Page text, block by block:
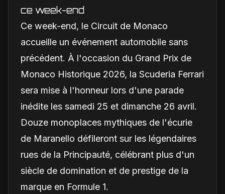
ce week-end
Ce week-end, le Circuit de Monaco
accueille un événement automobile sans
précédent. À l'occasion du Grand Prix de
Monaco Historique 2026, la Scuderia Ferrari
sera mise à l'honneur lors d'une parade
inédite les samedi 25 et dimanche 26 avril.
Douze monoplaces mythiques de l'écurie
de Maranello défileront sur les légendaires
rues de la Principauté, célébrant plus d'un
siècle de domination et de prestige de la
marque en Formule 1.